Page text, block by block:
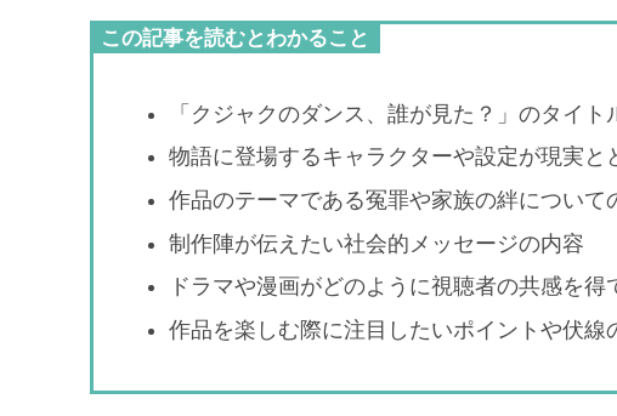
この記事を読むとわかること
「クジャクのダンス、誰が見た？」のタイト
物語に登場するキャラクターや設定が現実と
作品のテーマである冤罪や家族の絆について
制作陣が伝えたい社会的メッセージの内容
ドラマや漫画がどのように視聴者の共感を得
作品を楽しむ際に注目したいポイントや伏線